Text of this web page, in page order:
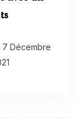
7 Décembre